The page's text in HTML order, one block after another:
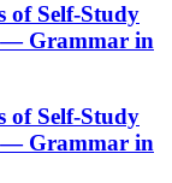
of Self-Study
— Grammar in
of Self-Study
— Grammar in